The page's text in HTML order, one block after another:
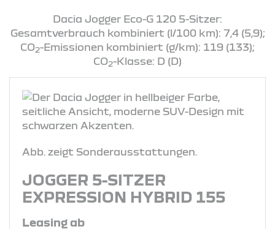
Dacia Jogger Eco-G 120 5-Sitzer:
Gesamtverbrauch kombiniert (l/100 km): 7,4 (5,9);
CO2-Emissionen kombiniert (g/km): 119 (133);
CO2-Klasse: D (D)
Abb. zeigt Sonderausstattungen.
JOGGER 5-SITZER
EXPRESSION HYBRID 155
Leasing ab